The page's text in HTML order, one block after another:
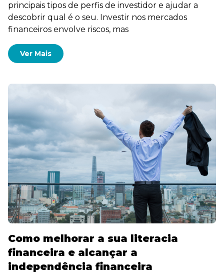
principais tipos de perfis de investidor e ajudar a
descobrir qual é o seu. Investir nos mercados
financeiros envolve riscos, mas
Ver Mais
Como melhorar a sua literacia
financeira e alcançar a
independência financeira